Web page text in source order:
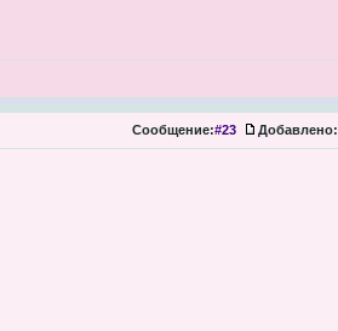
Сообщение:#23 Добавлено: